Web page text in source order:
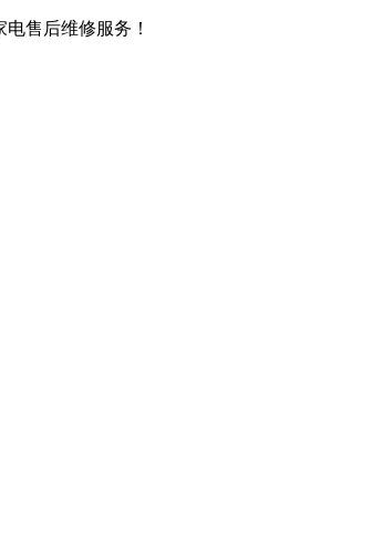
售后维修服务！